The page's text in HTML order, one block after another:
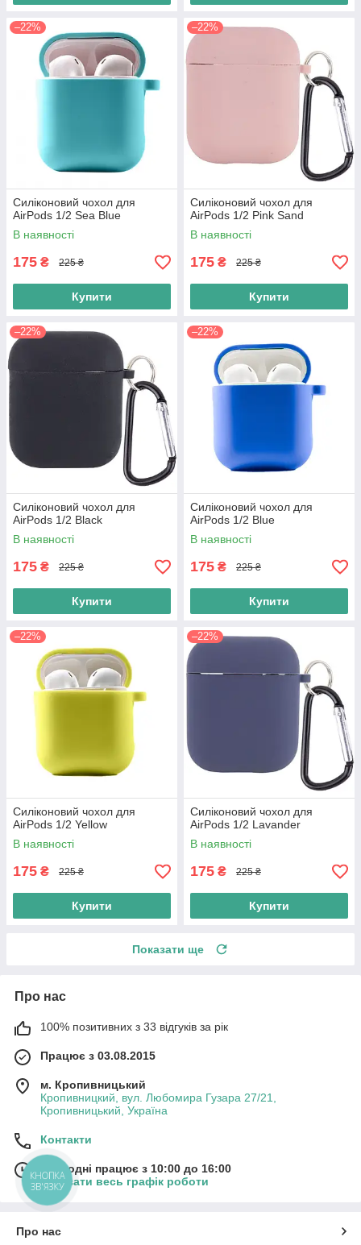
–22%
Силіконовий чохол для
AirPods 1/2 Sea Blue
В наявності
175 ₴ 225 ₴
Купити
–22%
Силіконовий чохол для
AirPods 1/2 Pink Sand
В наявності
175 ₴ 225 ₴
Купити
–22%
Силіконовий чохол для
AirPods 1/2 Black
В наявності
175 ₴ 225 ₴
Купити
–22%
Силіконовий чохол для
AirPods 1/2 Blue
В наявності
175 ₴ 225 ₴
Купити
–22%
Силіконовий чохол для
AirPods 1/2 Yellow
В наявності
175 ₴ 225 ₴
Купити
–22%
Силіконовий чохол для
AirPods 1/2 Lavander
В наявності
175 ₴ 225 ₴
Купити
Показати ще
Про нас
100% позитивних з 33 відгуків за рік
Працює з 03.08.2015
м. Кропивницький
Кропивницкий, вул. Любомира Гузара 27/21,
Кропивницький, Україна
Контакти
Сьогодні працює з 10:00 до 16:00
Показати весь графік роботи
Про нас
КНОПКА
ЗВ'ЯЗКУ